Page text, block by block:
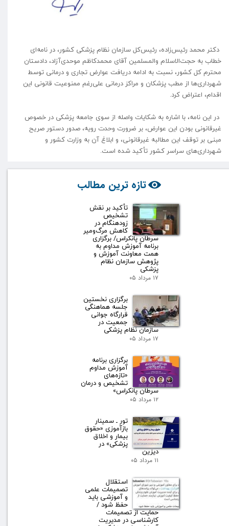
دکتر محمد رئیس‌زاده، رئیس‌کل سازمان نظام پزشکی کشور، در نامه‌ای
خطاب به حجت‌الاسلام والمسلمین آقای محمدکاظم موحدی‌آزاد، دادستان
محترم کل کشور، نسبت به ادامه دریافت عوارض تجاری و درمانی توسط
شهرداری‌ها از مطب پزشکان و مراکز درمانی علی‌رغم ممنوعیت قانونی این
اقدام، اعتراض کرد.
در این نامه، با اشاره به شکایات واصله از سوی جامعه پزشکی در خصوص
غیرقانونی بودن این عوارض، بر ضرورت وحدت رویه، صدور دستور صریح
مبنی بر توقف این مطالبه غیرقانونی، و ابلاغ آن به وزارت کشور و
شهرداری‌های سراسر کشور تأکید شده است.
تازه ترین مطالب
تأکید بر نقش
تشخیص
زودهنگام در
کاهش مرگ‌ومیر
سرطان پانکراس/ برگزاری
برنامه آموزش مداوم به
همت معاونت آموزش و
پژوهش سازمان نظام
پزشکی
۱۷ مرداد ۰۵
برگزاری نخستین
جلسه هماهنگی
قرارگاه جوانی
جمعیت در
سازمان نظام پزشکی
۱۷ مرداد ۰۵
برگزاری برنامه
آموزش مداوم
«تازه‌های
تشخیص و درمان
سرطان پانکراس»
۱۲ مرداد ۰۵
تور ـ سمینار
بازآموزی «حقوق
بیمار و اخلاق
پزشکی» در
دیزین
۱۱ مرداد ۰۵
استقلال
تصمیمات علمی
و آموزشی باید
حفظ شود /
حمایت از تصمیمات
کارشناسی در مدیریت